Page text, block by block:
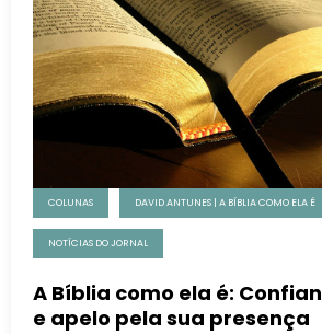
COLUNAS DAVID ANTUNES | A BÍBLIA COMO ELA É
NOTÍCIAS DO JORNAL
A Bíblia como ela é:
e apelo pela sua presença